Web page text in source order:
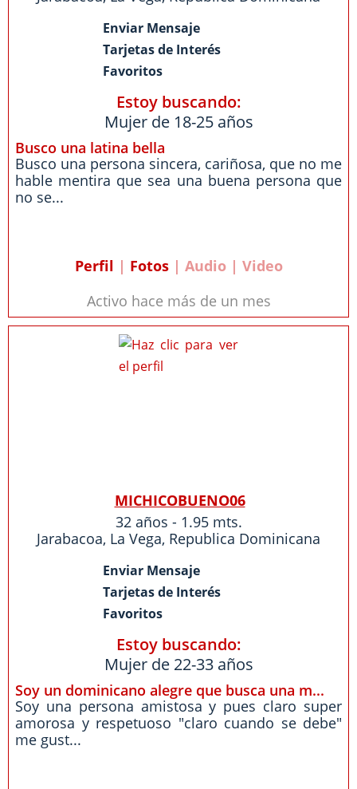
Enviar Mensaje
Tarjetas de Interés
Favoritos
Estoy buscando:
Mujer de 18-25 años
Busco una latina bella
Busco una persona sincera, cariñosa, que no me
hable mentira que sea una buena persona que
no se...
Perfil | Fotos| Audio | Video
Activo hace más de un mes
MICHICOBUENO06
32 años - 1.95 mts.
Jarabacoa, La Vega, Republica Dominicana
Enviar Mensaje
Tarjetas de Interés
Favoritos
Estoy buscando:
Mujer de 22-33 años
Soy un dominicano alegre que busca una m...
Soy una persona amistosa y pues claro super
amorosa y respetuoso "claro cuando se debe"
me gust...